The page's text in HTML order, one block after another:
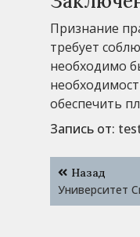
Признание
требует
необходимо
обеспечить
Запись от:
Навигация
по
записям
Назад
Университет